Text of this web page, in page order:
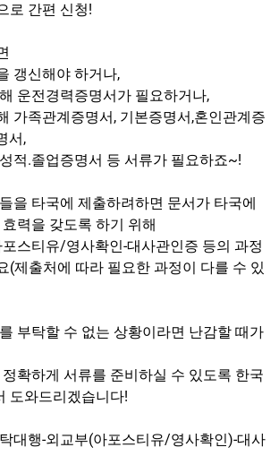
로 간편 신청!
갱신해야 하거나,
운전경력증명서가 필요하거나,
가족관계증명서, 기본증명서,혼인관계증
서,
적.졸업증명서 등 서류가 필요하죠~!
을 타국에 제출하려하면 문서가 타국에
력을 갖도록 하기 위해
포스티유/영사확인-대사관인증 등의 과정
(제출처에 따라 필요한 과정이 다를 수 있
부탁할 수 없는 상황이라면 난감할 때가
확하게 서류를 준비하실 수 있도록 한국
도와드리겠습니다!
대행-외교부(아포스티유/영사확인)-대사